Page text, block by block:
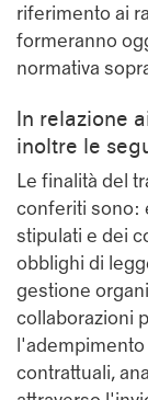
riferimento ai
formeranno
normativa
In relazione
inoltre le
Le finalità del
conferiti sono:
stipulati e dei
obblighi di
gestione
collaborazioni
contrattuali,